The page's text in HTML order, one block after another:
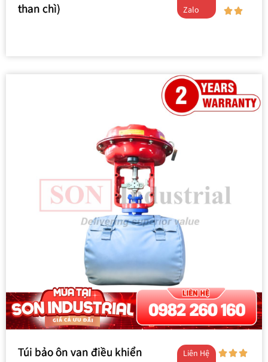
than chì)
Zalo
Túi bảo ôn van điều khiển
Liên Hệ